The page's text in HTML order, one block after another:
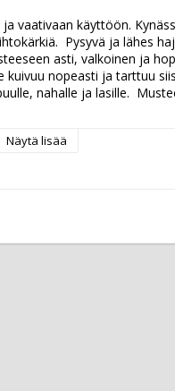
vaativaan käyttöön.
Pysyvä ja lähes
asti, valkoinen ja
nopeasti ja tarttuu
nahalle ja lasille.
Näytä lisää